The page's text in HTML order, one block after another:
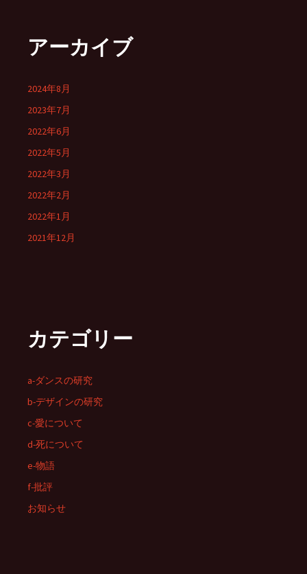
アーカイブ
2024年8月
2023年7月
2022年6月
2022年5月
2022年3月
2022年2月
2022年1月
2021年12月
カテゴリー
a-ダンスの研究
b-デザインの研究
c-愛について
d-死について
e-物語
f-批評
お知らせ